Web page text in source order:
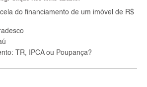
do financiamento de um imóvel de R$
TR, IPCA ou Poupança?